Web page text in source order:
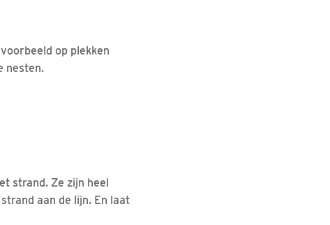
op plekken
nesten.
strand. Ze zijn heel
aan de lijn. En laat